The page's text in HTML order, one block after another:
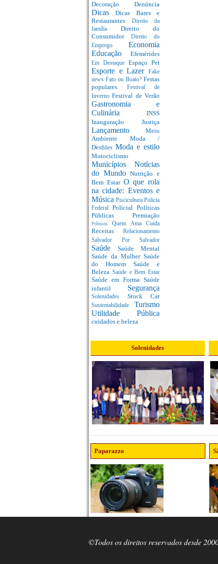
Decoração Denúncia
DicasDicas Bares e
Restaurantes
Direito da
família Direito do
Consumidor Direito do
Emprego Economia
Educação Efemérides
Em Destaque Espaço Pet
Esporte e Lazer
Fake
news Fato ou Boato? Festas
populares
Festival de
InvernoFestival de Verão
Gastronomia e
Culinária INSS
Inauguração Justiça
Lançamento Meio
Ambiente Moda /
Desfiles Moda e estilo
Motociclismo
Municípios Notícias
do MundoNutrição e
Bem Estar O que rola
na cidade: Eventos e
Música Piscicultura Policia
Federal Policial Políticas
Públicas Premiação
PrêmiosQuem Ama Cuida
Receitas Relacionamento
Salvador Por Salvador
Saúde Saúde Mental
Saúde da Mulher Saúde
do Homem Saúde e
Beleza Saúde e Bem Estar
Saúde em Forma Saúde
infantil Segurança
Solenidades Stock Car
Sustentabilidade Turismo
Utilidade Pública
cuidados e beleza
Solenidades
Paparazzo
©Todos os direitos reservados desde